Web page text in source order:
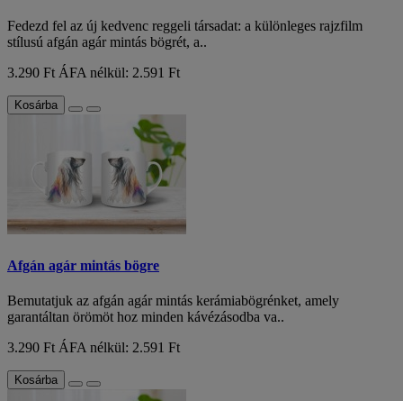
Fedezd fel az új kedvenc reggeli társadat: a különleges rajzfilm
stílusú afgán agár mintás bögrét, a..
3.290 Ft ÁFA nélkül: 2.591 Ft
Kosárba
Afgán agár mintás bögre
Bemutatjuk az afgán agár mintás kerámiabögrénket, amely
garantáltan örömöt hoz minden kávézásodba va..
3.290 Ft ÁFA nélkül: 2.591 Ft
Kosárba